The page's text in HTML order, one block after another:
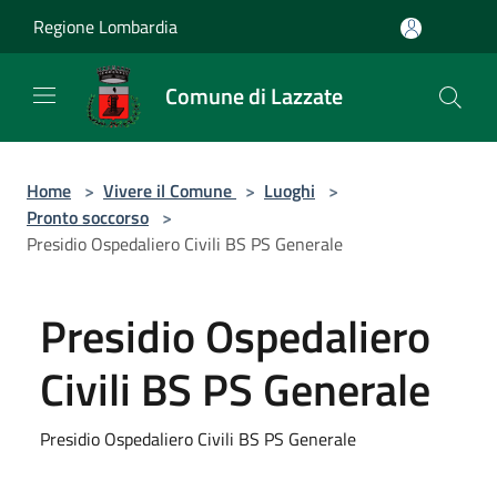
Regione Lombardia
Comune di Lazzate
Home > Vivere il Comune > Luoghi >
Pronto soccorso >
Presidio Ospedaliero Civili BS PS Generale
Presidio Ospedaliero
Civili BS PS Generale
Presidio Ospedaliero Civili BS PS Generale